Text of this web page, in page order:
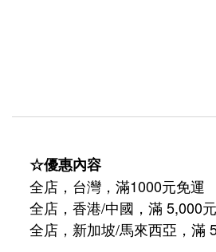
☆優惠內容
全店，台灣，滿1000元免運
全店，香港/中國，滿 5,000
全店，新加坡/馬來西亞，滿